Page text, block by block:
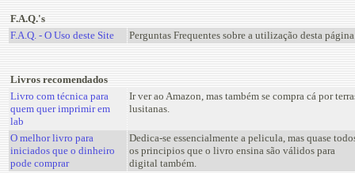
F.A.Q.'s
F.A.Q. - O Uso deste Site
Perguntas Frequentes sobre a utilização desta
Livros recomendados
Livro com técnica para
quem quer imprimir em
lab
Ir ver ao Amazon, mas também se compra cá por
lusitanas.
O melhor livro para
iniciados que o dinheiro
pode comprar
Dedica-se essencialmente a pelicula, mas quase
os principios que o livro ensina são válidos para
digital também.